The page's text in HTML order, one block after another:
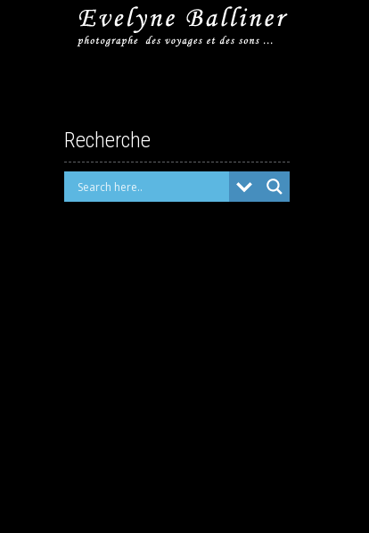
Recherche